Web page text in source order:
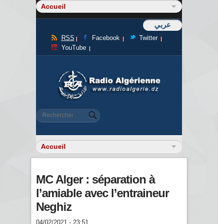
عربي
RSS Facebook
Twitter
YouTube
Formulaire de recherche
Rechercher
MC Alger : séparation à
l’amiable avec l’entraineur
Neghiz
04/02/2021 - 23:51